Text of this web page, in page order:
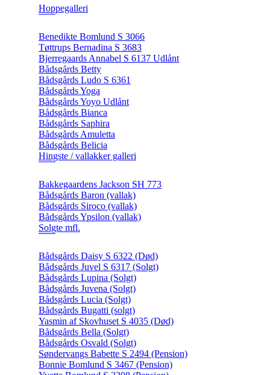
Hoppegalleri
Benedikte Bomlund S 3066
Tøttrups Bernadina S 3683
Bjerregaards Annabel S 6137 Udlånt
Bådsgårds Betty
Bådsgårds Ludo S 6361
Bådsgårds Yoga
Bådsgårds Yoyo Udlånt
Bådsgårds Bianca
Bådsgårds Saphira
Bådsgårds Amuletta
Bådsgårds Belicia
Hingste / vallakker galleri
Bakkegaardens Jackson SH 773
Bådsgårds Baron (vallak)
Bådsgårds Siroco (vallak)
Bådsgårds Ypsilon (vallak)
Solgte mfl.
Bådsgårds Daisy S 6322 (Død)
Bådsgårds Juvel S 6317 (Solgt)
Bådsgårds Lupina (Solgt)
Bådsgårds Juvena (Solgt)
Bådsgårds Lucia (Solgt)
Bådsgårds Bugatti (solgt)
Yasmin af Skovhuset S 4035 (Død)
Bådsgårds Bella (Solgt)
Bådsgårds Osvald (Solgt)
Søndervangs Babette S 2494 (Pension)
Bonnie Bomlund S 3467 (Pension)